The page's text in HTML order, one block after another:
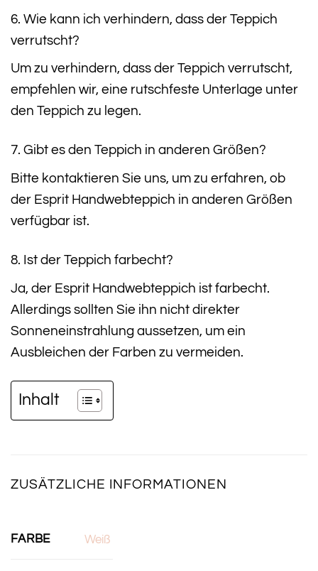
6. Wie kann ich verhindern, dass der Teppich
verrutscht?
Um zu verhindern, dass der Teppich verrutscht,
empfehlen wir, eine rutschfeste Unterlage unter
den Teppich zu legen.
7. Gibt es den Teppich in anderen Größen?
Bitte kontaktieren Sie uns, um zu erfahren, ob
der Esprit Handwebteppich in anderen Größen
verfügbar ist.
8. Ist der Teppich farbecht?
Ja, der Esprit Handwebteppich ist farbecht.
Allerdings sollten Sie ihn nicht direkter
Sonneneinstrahlung aussetzen, um ein
Ausbleichen der Farben zu vermeiden.
Inhalt
ZUSÄTZLICHE INFORMATIONEN
FARBE Weiß